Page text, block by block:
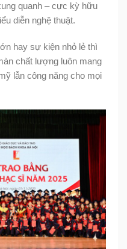
quanh – cực kỳ hữu
diễn nghệ thuật.
hay sự kiện nhỏ lẻ thì
chất lượng luôn mang
lẫn công năng cho mọi